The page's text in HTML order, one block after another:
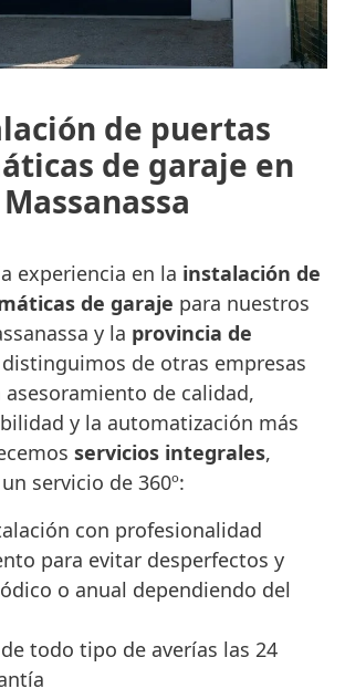
de puertas
de garaje en
Massanassa
experiencia en la instalación de
de garaje para nuestros
y la provincia de
de otras empresas
de calidad,
y la automatización más
servicios integrales,
servicio de 360º:
con profesionalidad
para evitar desperfectos y
o anual dependiendo del
todo tipo de averías las 24